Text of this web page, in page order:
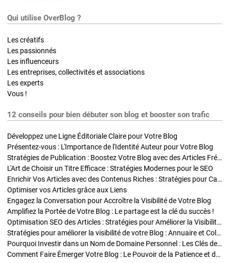
Qui utilise OverBlog ?
Les créatifs
Les passionnés
Les influenceurs
Les entreprises, collectivités et associations
Les experts
Vous !
12 conseils pour bien débuter son blog et booster son trafic
Développez une Ligne Éditoriale Claire pour Votre Blog
Présentez-vous : L'Importance de l'Identité Auteur pour Votre Blog
Stratégies de Publication : Boostez Votre Blog avec des Articles Fréquents et Exclusifs
L'Art de Choisir un Titre Efficace : Stratégies Modernes pour le SEO
Enrichir Vos Articles avec des Contenus Riches : Stratégies pour Captiver et Optimiser
Optimiser vos Articles grâce aux Liens
Engagez la Conversation pour Accroître la Visibilité de Votre Blog
Amplifiez la Portée de Votre Blog : Le partage est la clé du succès !
Optimisation SEO des Articles : Stratégies pour Améliorer la Visibilité de Votre Blog
Stratégies pour améliorer la visibilité de votre Blog : Annuaire et Collaborations
Pourquoi Investir dans un Nom de Domaine Personnel : Les Clés de la Réussite de Votre Blog
Comment Faire Émerger Votre Blog : Le Pouvoir de la Patience et de la Persévérance